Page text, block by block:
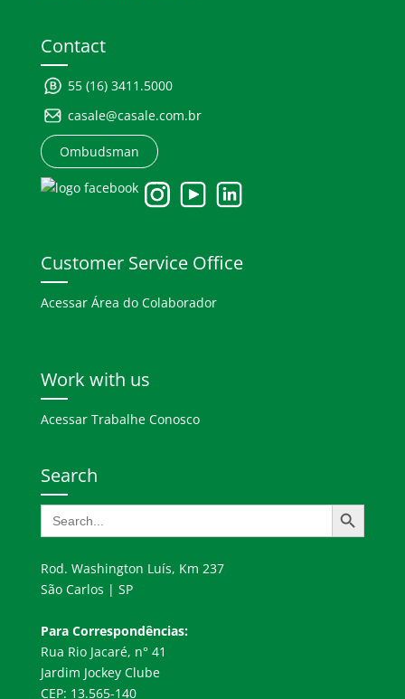
Contact
55 (16) 3411.5000
casale@casale.com.br
Ombudsman
Customer Service Office
Acessar Área do Colaborador
Work with us
Acessar Trabalhe Conosco
Search
Search
for:
Search Button
Rod. Washington Luís, Km 237
São Carlos | SP
Para Correspondências:
Rua Rio Jacaré, n° 41
Jardim Jockey Clube
CEP: 13.565-140